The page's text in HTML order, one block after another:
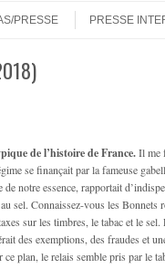
PRESSE PRESSE
de l’histoire de France.Il me
se finançait par la fameuse
notre essence, rapportait
sel. Connaissez-vous les Bonnets
sur les timbres, le tabac et le
des exemptions, des fraudes et
plan, le relais semble pris par le